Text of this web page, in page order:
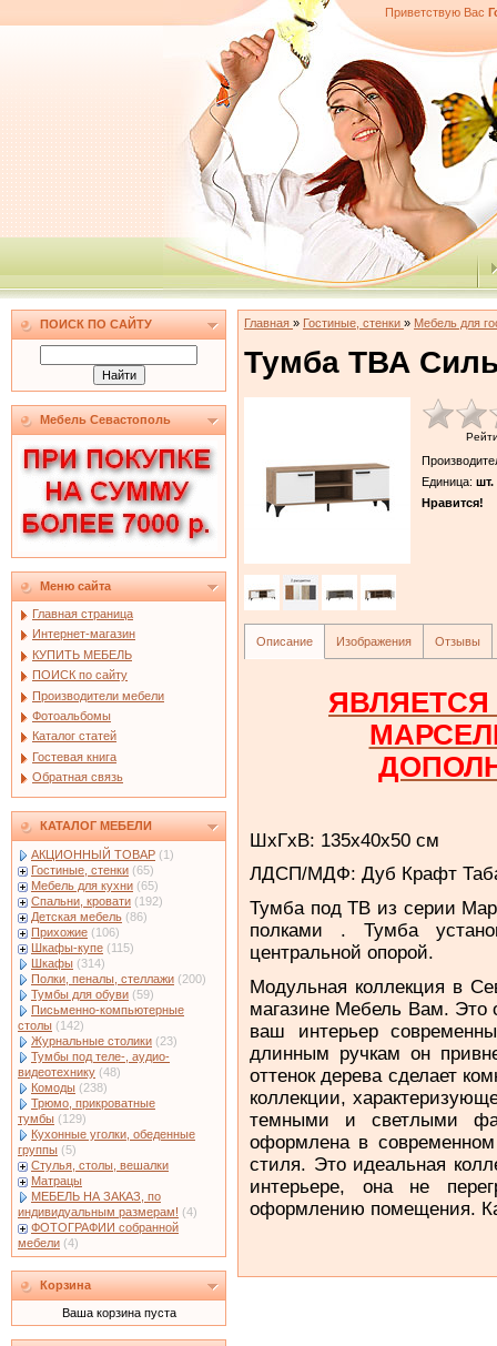
Приветствую Вас
ПОИСК ПО САЙТУ
Мебель Севастополь
Меню сайта
Главная страница
Интернет-магазин
КУПИТЬ МЕБЕЛЬ
ПОИСК по сайту
Производители мебели
Фотоальбомы
Каталог статей
Гостевая книга
Обратная связь
КАТАЛОГ МЕБЕЛИ
АКЦИОННЫЙ ТОВАР (1)
Гостиные, стенки (65)
Мебель для кухни (65)
Спальни, кровати (192)
Детская мебель (86)
Прихожие (106)
Шкафы-купе (115)
Шкафы (314)
Полки, пеналы, стеллажи (200)
Тумбы для обуви (59)
Письменно-компьютерные
столы (142)
Журнальные столики (23)
Тумбы под теле-, аудио-
видеотехнику (48)
Комоды (238)
Трюмо, прикроватные
тумбы (129)
Кухонные уголки, обеденные
группы (5)
Стулья, столы, вешалки
Матрацы
МЕБЕЛЬ НА ЗАКАЗ, по
индивидуальным размерам! (4)
ФОТОГРАФИИ собранной
мебели (4)
Корзина
Ваша корзина пуста
Главная » Гостиные, стенки » Мебель для
Тумба ТВА
Единица: шт.
Нравится!
Описание Изображения Отзывы
ШхГхВ: 135х40х50 см
ЛДСП/МДФ: Дуб Крафт
Тумба под ТВ из серии
полками . Тумба
центральной опорой.
Модульная коллекция в
магазине Мебель Вам. Это
ваш интерьер
длинным ручкам он
оттенок дерева сделает
коллекции,
темными и светлыми
оформлена в
стиля. Это идеальная
интерьере, она не
оформлению помещения.